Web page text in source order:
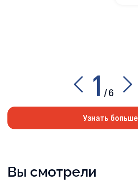
1 /6
Узнать больше
Вы смотрели